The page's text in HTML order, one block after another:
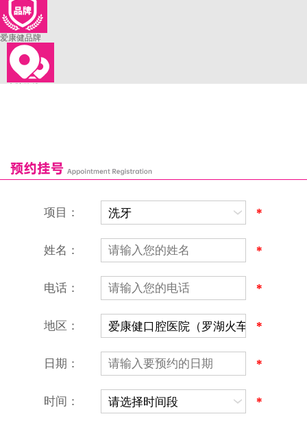
爱康健品牌
恒乐口腔诊所
富港口腔诊所
营业时间：9:00-18:00
（节假日照常上班）
微信线上预约：aikangjian1995
微信小程序：爱康健齿科
项目： *
姓名： *
电话： *
地区： *
日期： *
时间： *